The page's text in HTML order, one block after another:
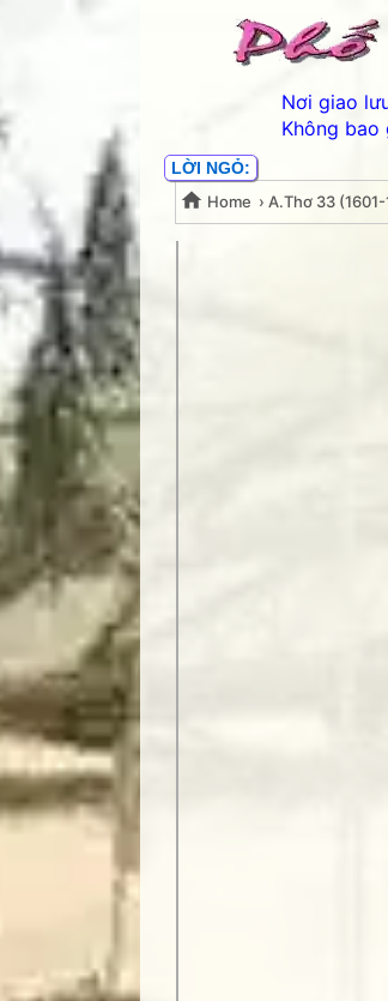
Nơi giao
Không bao
LỜI NGỎ:
Home › A.Thơ 33
Từ dạo